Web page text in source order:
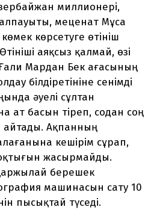
миллионері,
алпауыты, меценат Мұса
көрсетуге өтініш
аяқсыз қалмай, өзі
Мардан Бек ағасының
білдіретініне сенімді
әуелі сұлтан
ат басын тіреп, содан соң
айтады. Ақпанның
кешірім сұрап,
жасырмайды.
берешек
машинасын сату 10
пысықтай түседі.